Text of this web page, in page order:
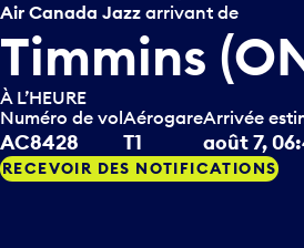
Air Canada Jazz arrivant de
Timmins
À L’HEURE
Numéro de vol
AC8428
Aérogare
T1
Arrivée
août 7,
RECEVOIR DES NOTIFICATIONS